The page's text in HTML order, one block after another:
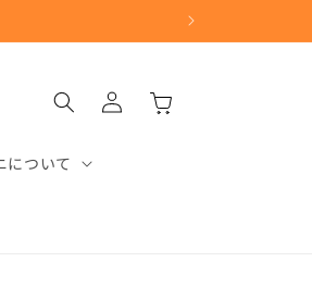
について
グ
イ
ー
ト